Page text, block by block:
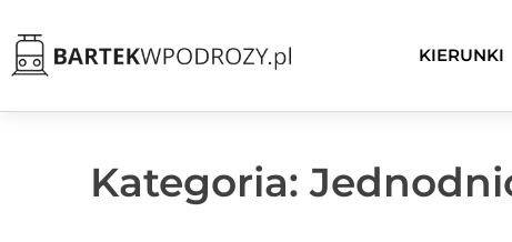
KIERUNKI
Kategoria: